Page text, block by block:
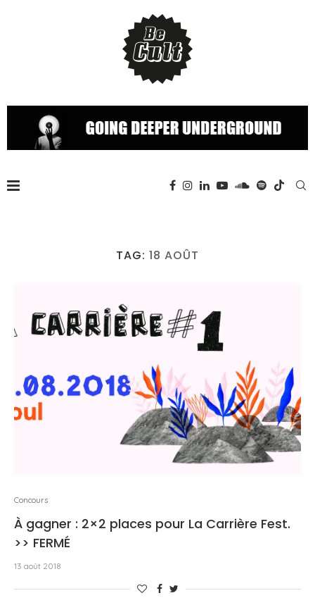
TAG: 18 AOÛT
Concours
À gagner : 2×2 places pour La Carrière Fest.
>> FERMÉ
13 août 2018